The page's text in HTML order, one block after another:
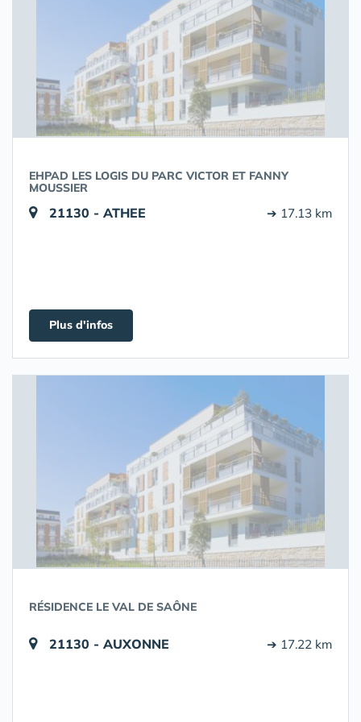
EHPAD LES LOGIS DU PARC VICTOR ET FANNY
MOUSSIER
21130 - ATHEE ➔ 17.13 km
Plus d'infos
RÉSIDENCE LE VAL DE SAÔNE
21130 - AUXONNE ➔ 17.22 km